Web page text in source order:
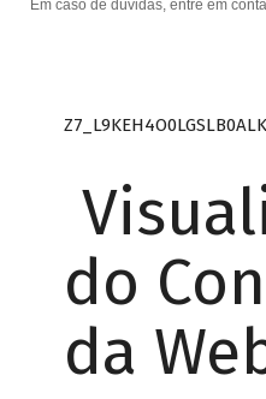
Em caso de dúvidas, entre em
do
da